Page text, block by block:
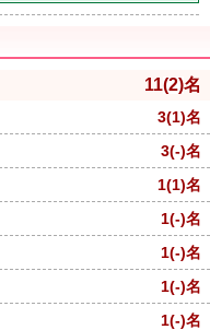
11(2)名
3(1)名
3(-)名
1(1)名
1(-)名
1(-)名
1(-)名
1(-)名